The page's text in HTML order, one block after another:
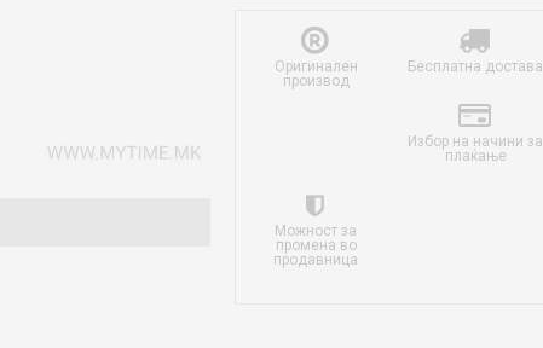
Оригинален
производ
Бесплатна достава
Избор на начини за
плаќање
Можност за
промена во
продавница